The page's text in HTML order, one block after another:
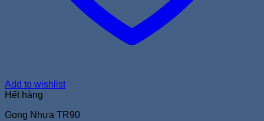
Add to wishlist
Hết hàng
Gọng Nhựa TR90